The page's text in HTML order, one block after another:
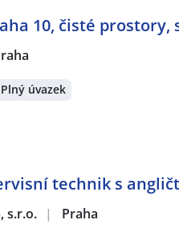
10, čisté prostory,
Plný úvazek
technik s
s.r.o. | Praha